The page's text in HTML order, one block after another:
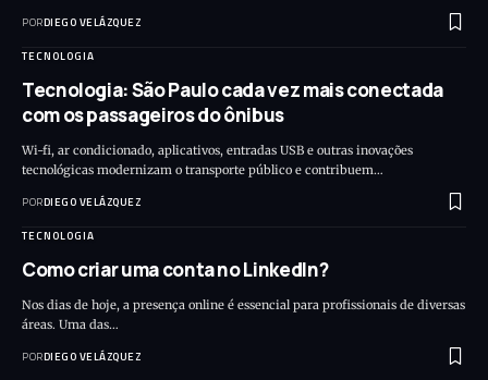
PORDIEGO VELÁZQUEZ
TECNOLOGIA
Tecnologia: São Paulo cada vez mais conectada
com os passageiros do ônibus
Wi-fi, ar condicionado, aplicativos, entradas USB e outras inovações
tecnológicas modernizam o transporte público e contribuem…
PORDIEGO VELÁZQUEZ
TECNOLOGIA
Como criar uma conta no LinkedIn?
Nos dias de hoje, a presença online é essencial para profissionais de diversas
áreas. Uma das…
PORDIEGO VELÁZQUEZ